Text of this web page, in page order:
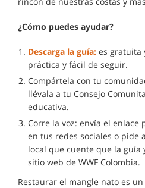
¿Cómo puedes ayudar?
Descarga la guía: es gratuita
práctica y fácil de seguir.
Compártela con tu
llévala a tu Consejo
educativa.
Corre la voz: envía el enlace
en tus redes sociales o pide
local que cuente que la guía
sitio web de WWF Colombia.
Restaurar el mangle nato es